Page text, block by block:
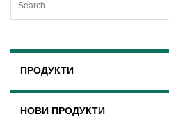
ПРОДУКТИ
НОВИ ПРОДУКТИ